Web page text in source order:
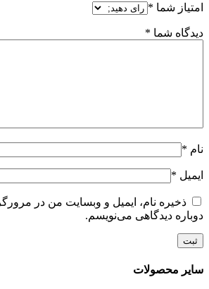
امتیاز شما *
دیدگاه شما *
نام *
ایمیل *
ذخیره نام، ایمیل و وبسایت من در
دوباره دیدگاهی می‌نویسم.
سایر محصولات